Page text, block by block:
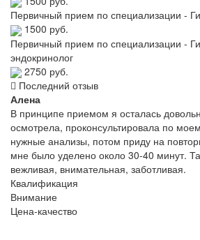
Первичный прием по специализации -
1500 руб.
Первичный прием по специализации -
эндокринолог
2750 руб.
Последний отзыв
Алена
В принципе приемом я осталась
осмотрела, проконсультировала по
нужные анализы, потом приду на
мне было уделено около 30-40 минут.
вежливая, внимательная, заботливая.
Квалификация
Внимание
Цена-качество